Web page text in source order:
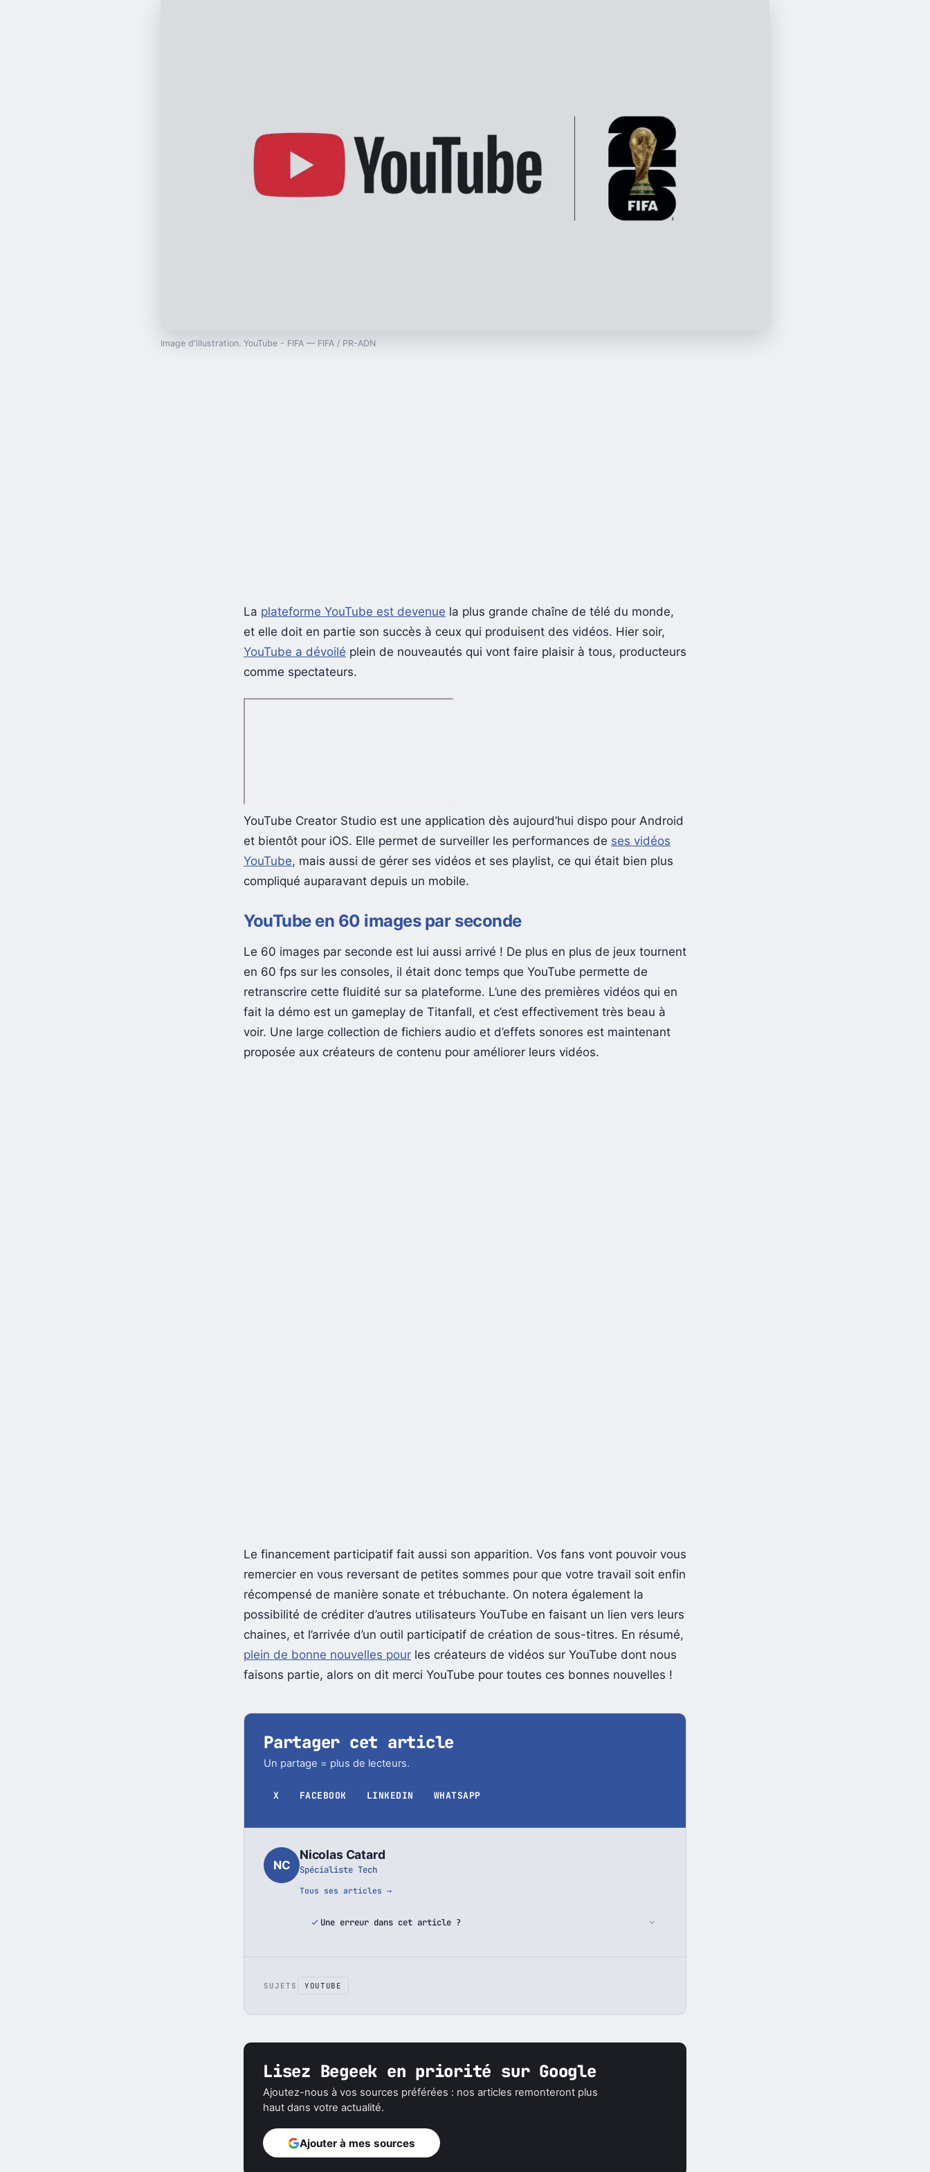
Image d'illustration. YouTube - FIFA — FIFA / PR-ADN
La plateforme YouTube est devenue la plus grande chaîne de télé du monde,
et elle doit en partie son succès à ceux qui produisent des vidéos. Hier soir,
YouTube a dévoilé plein de nouveautés qui vont faire plaisir à tous, producteurs
comme spectateurs.
YouTube Creator Studio est une application dès aujourd’hui dispo pour Android
et bientôt pour iOS. Elle permet de surveiller les performances de ses vidéos
YouTube, mais aussi de gérer ses vidéos et ses playlist, ce qui était bien plus
compliqué auparavant depuis un mobile.
YouTube en 60 images par seconde
Le 60 images par seconde est lui aussi arrivé ! De plus en plus de jeux tournent
en 60 fps sur les consoles, il était donc temps que YouTube permette de
retranscrire cette fluidité sur sa plateforme. L’une des premières vidéos qui en
fait la démo est un gameplay de Titanfall, et c’est effectivement très beau à
voir. Une large collection de fichiers audio et d’effets sonores est maintenant
proposée aux créateurs de contenu pour améliorer leurs vidéos.
Le financement participatif fait aussi son apparition. Vos fans vont pouvoir vous
remercier en vous reversant de petites sommes pour que votre travail soit enfin
récompensé de manière sonate et trébuchante. On notera également la
possibilité de créditer d’autres utilisateurs YouTube en faisant un lien vers leurs
chaines, et l’arrivée d’un outil participatif de création de sous-titres. En résumé,
plein de bonne nouvelles pour les créateurs de vidéos sur YouTube dont nous
faisons partie, alors on dit merci YouTube pour toutes ces bonnes nouvelles !
Partager cet article
Un partage = plus de lecteurs.
X FACEBOOK LINKEDIN WHATSAPP
NC
Nicolas Catard
Spécialiste Tech
Tous ses articles →
Une erreur dans cet article ?
SUJETS YOUTUBE
Lisez Begeek en priorité sur Google
Ajoutez-nous à vos sources préférées : nos articles remonteront plus
haut dans votre actualité.
Ajouter à mes sources